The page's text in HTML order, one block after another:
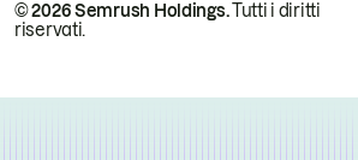
© 2026 Semrush Holdings.Tutti i diritti
riservati.